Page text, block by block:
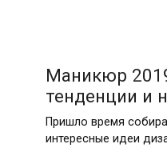
Маникюр
тенденции и
Пришло время
интересные идеи